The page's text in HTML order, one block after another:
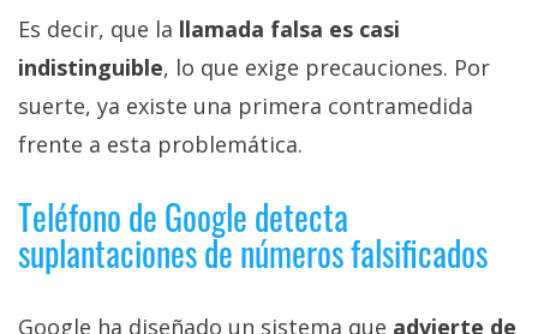
Es decir, que la llamada falsa es casi
indistinguible, lo que exige precauciones. Por
suerte, ya existe una primera contramedida
frente a esta problemática.
Teléfono de Google detecta
suplantaciones de números falsificados
Google ha diseñado un sistema que advierte de